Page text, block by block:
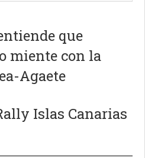
que
miente con la
Agaete
Islas Canarias